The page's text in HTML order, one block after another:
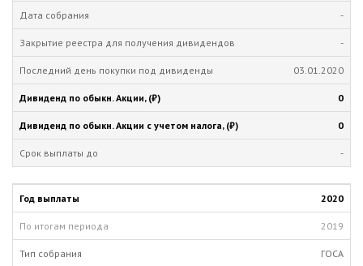
-
-
03.01.2020
0
0
-
2020
2019
ГОСА